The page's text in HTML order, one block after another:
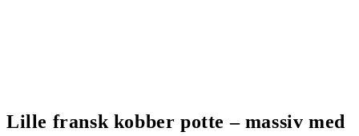
Lille fransk kobber potte – massiv med